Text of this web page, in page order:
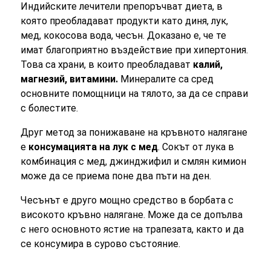
Индийските лечители препоръчват диета, в
която преобладават продукти като диня, лук,
мед, кокосова вода, чесън. Доказано е, че те
имат благоприятно въздействие при хипертония.
Това са храни, в които преобладават калий,
магнезий, витамини. Минералите са сред
основните помощници на тялото, за да се справи
с болестите.
Друг метод за понижаване на кръвното налягане
е консумацията на лук с мед. Сокът от лука в
комбинация с мед, джинджифил и смлян кимион
може да се приема поне два пъти на ден.
Чесънът е друго мощно средство в борбата с
високото кръвно налягане. Може да се допълва
с него основното ястие на трапезата, както и да
се консумира в сурово състояние.